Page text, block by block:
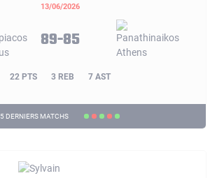
13/06/2026
89-85
22 PTS 3 REB 7 AST
5 DERNIERS MATCHS